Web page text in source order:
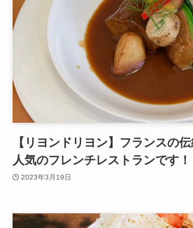
【リヨンドリヨン】フランスの
人気のフレンチレストランです！
2023年3月19日